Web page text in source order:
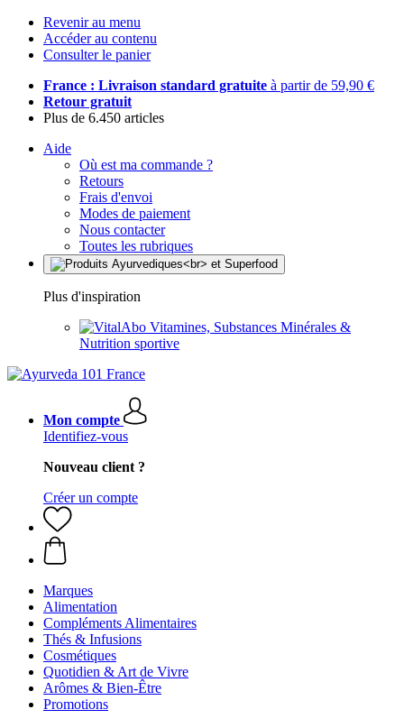
Revenir au menu
Accéder au contenu
Consulter le panier
France : Livraison standard gratuite à partir de 59,90 €
Retour gratuit
Plus de 6.450 articles
Aide
Où est ma commande ?
Retours
Frais d'envoi
Modes de paiement
Nous contacter
Toutes les rubriques
Plus d'inspiration
Vitamines, Substances Minérales &
Nutrition sportive
Mon compte
Identifiez-vous
Nouveau client ?
Créer un compte
Marques
Alimentation
Compléments Alimentaires
Thés & Infusions
Cosmétiques
Quotidien & Art de Vivre
Arômes & Bien-Être
Promotions